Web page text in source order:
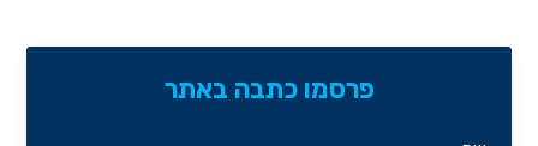
פרסמו כתבה באתר